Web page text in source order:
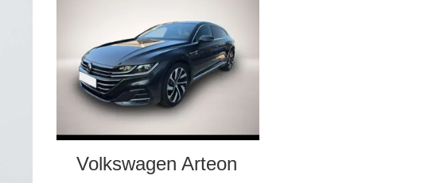
Volkswagen Arteon